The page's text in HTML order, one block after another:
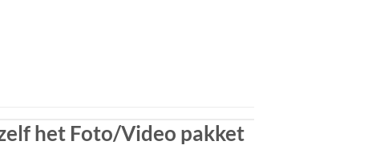
het Foto/Video pakket